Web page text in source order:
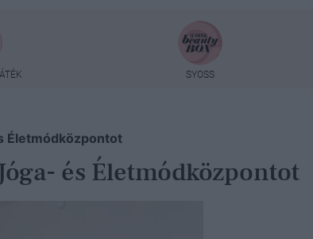
SYOSS
Életmódközpontot
és Életmódközpontot